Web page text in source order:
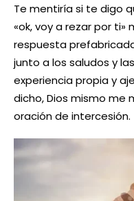
Te mentiría si te digo
«ok, voy a rezar por
respuesta
junto a los saludos y
experiencia propia y
dicho, Dios mismo me
oración de intercesión.